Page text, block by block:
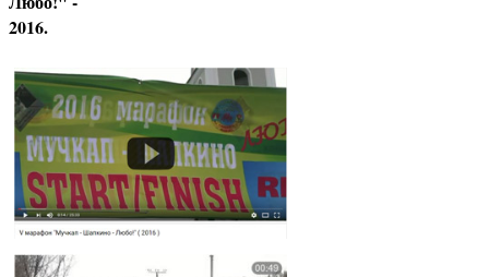
2016.